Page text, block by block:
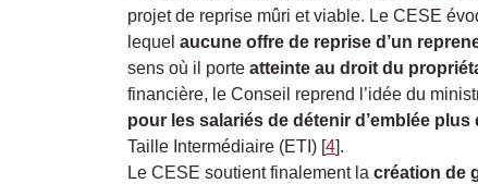
projet de reprise mûri et viable. Le CESE
lequel aucune offre de reprise d’un
sens où il porte atteinte au droit du
financière, le Conseil reprend l’idée du
pour les salariés de détenir d’emblée plus
Taille Intermédiaire (ETI) 4 .
Le CESE soutient finalement la création de